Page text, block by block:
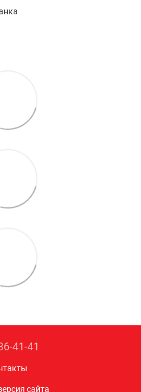
41-41
сайта